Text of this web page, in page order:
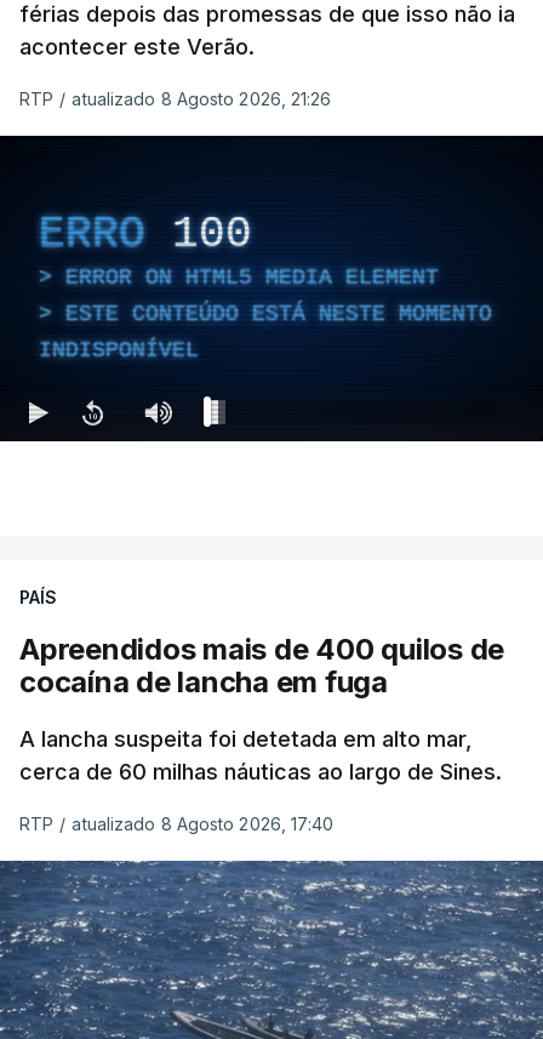
férias depois das promessas de que isso não ia
acontecer este Verão.
RTP / atualizado 8 Agosto 2026, 21:26
ERRO 100
ERROR ON HTML5 MEDIA ELEMENT
ESTE CONTEÚDO ESTÁ NESTE MOMENTO
INDISPONÍVEL
PAÍS
Apreendidos mais de 400 quilos de
cocaína de lancha em fuga
A lancha suspeita foi detetada em alto mar,
cerca de 60 milhas náuticas ao largo de Sines.
RTP / atualizado 8 Agosto 2026, 17:40